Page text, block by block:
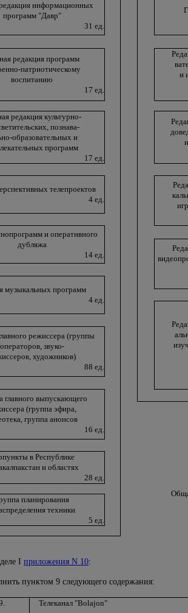
информационных
программ "Давр"
31 ед.
редакция программ
патриотическому
воспитанию
17 ед.
и
редакция культурно-
познава-
образовательных и
программ
17 ед.
телепроектов
4 ед.
и оперативного
дубляжа
14 ед.
музыкальных программ
4 ед.
режиссера (группы
операторов, звуко-
художников)
88 ед.
главного выпускающего
(группа эфира,
группа анонсов
16 ед.
в Республике
и областях
28 ед.
планирования
техники
5 ед.
I приложения N 10:
пунктом 9 следующего содержания:
Телеканал "Bolajon"